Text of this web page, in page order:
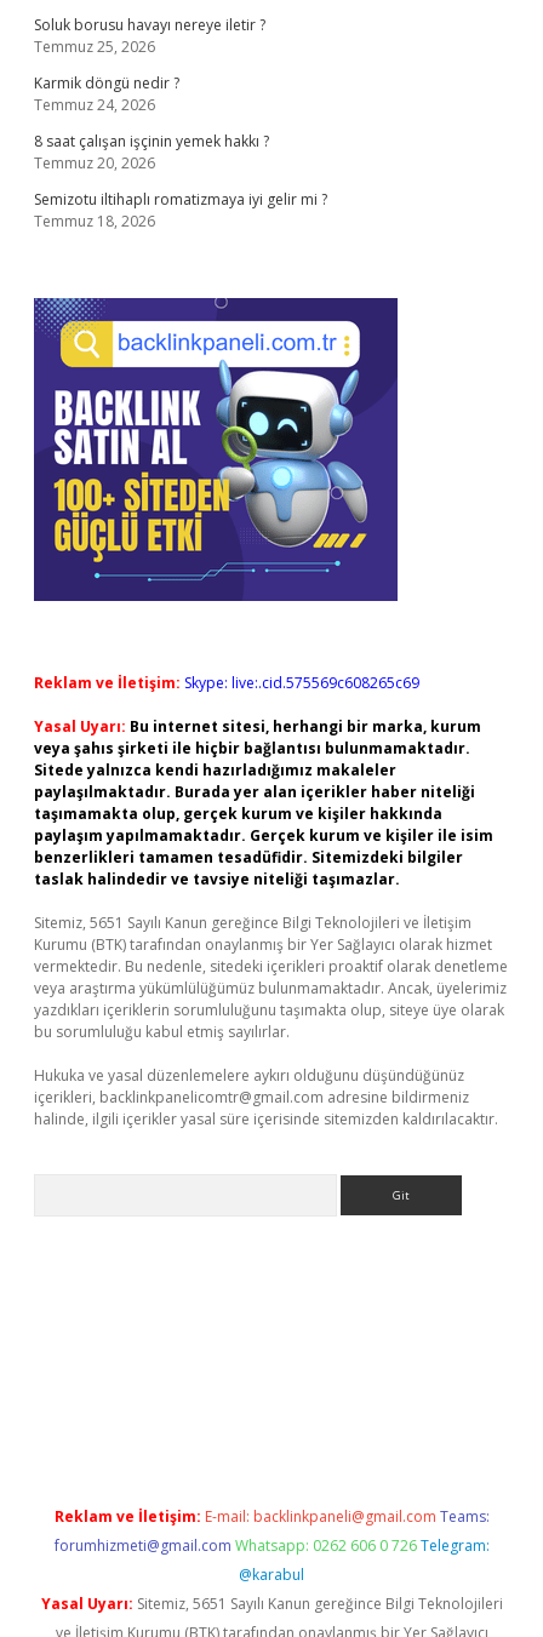
Soluk borusu havayı nereye iletir ?
Temmuz 25, 2026
Karmik döngü nedir ?
Temmuz 24, 2026
8 saat çalışan işçinin yemek hakkı ?
Temmuz 20, 2026
Semizotu iltihaplı romatizmaya iyi gelir mi ?
Temmuz 18, 2026
Reklam ve İletişim: Skype: live:.cid.575569c608265c69
Yasal Uyarı: Bu internet sitesi, herhangi bir marka, kurum
veya şahıs şirketi ile hiçbir bağlantısı bulunmamaktadır.
Sitede yalnızca kendi hazırladığımız makaleler
paylaşılmaktadır. Burada yer alan içerikler haber niteliği
taşımamakta olup, gerçek kurum ve kişiler hakkında
paylaşım yapılmamaktadır. Gerçek kurum ve kişiler ile isim
benzerlikleri tamamen tesadüfidir. Sitemizdeki bilgiler
taslak halindedir ve tavsiye niteliği taşımazlar.
Sitemiz, 5651 Sayılı Kanun gereğince Bilgi Teknolojileri ve İletişim
Kurumu (BTK) tarafından onaylanmış bir Yer Sağlayıcı olarak hizmet
vermektedir. Bu nedenle, sitedeki içerikleri proaktif olarak denetleme
veya araştırma yükümlülüğümüz bulunmamaktadır. Ancak, üyelerimiz
yazdıkları içeriklerin sorumluluğunu taşımakta olup, siteye üye olarak
bu sorumluluğu kabul etmiş sayılırlar.
Hukuka ve yasal düzenlemelere aykırı olduğunu düşündüğünüz
içerikleri, backlinkpanelicomtr@gmail.com adresine bildirmeniz
halinde, ilgili içerikler yasal süre içerisinde sitemizden kaldırılacaktır.
Reklam ve İletişim: E-mail: backlinkpaneli@gmail.com Teams:
forumhizmeti@gmail.com Whatsapp: 0262 606 0 726 Telegram:
@karabul
Yasal Uyarı: Sitemiz, 5651 Sayılı Kanun gereğince Bilgi Teknolojileri
ve İletişim Kurumu (BTK) tarafından onaylanmış bir Yer Sağlayıcı